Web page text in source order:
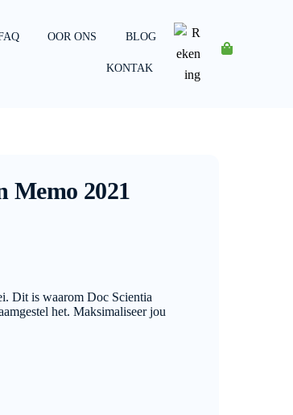
OOR ONS BLOG
KONTAK Rekening
Memo 2021
Dit is waarom Doc Scientia
het. Maksimaliseer jou